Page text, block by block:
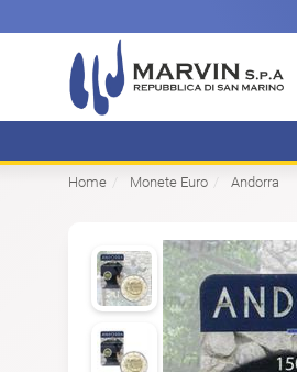
Home Monete Euro Andorra